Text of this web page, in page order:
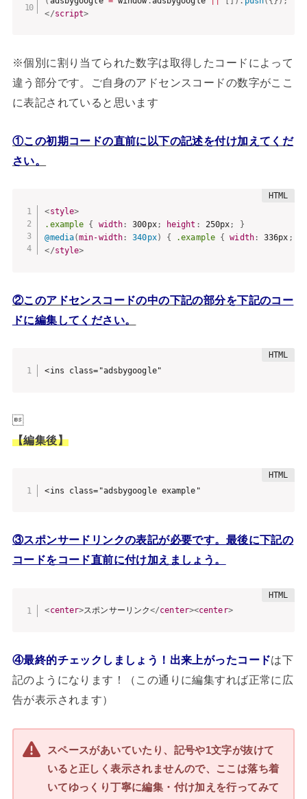
</script>
※個別に割り当てられた数字は取得したコードによって
違う部分です。ご自身のアドセンスコードの数字がここ
に表記されていると思います
①この初期コードの直前に以下の記述を付け加えてくだ
さい。
<style>
.example { width : 300px; height : 250px;
}
@media(min-width : 340px) { .example { width: 336px ;
</style>
②このアドセンスコードの中の下記の部分を下記のコー
ドに編集してください。
<ins class="adsbygoogle"

【編集後】
<ins class="adsbygoogle example"
③スポンサードリンクの表記が必要です。最後に下記の
コードをコード直前に付け加えましょう。
<center>スポンサーリンク</center><center>
④最終的チェックしましょう！出来上がったコードは下
記のようになります！（この通りに編集すれば正常に広
告が表示されます）
スペースがあいていたり、記号や1文字が抜けて
いると正しく表示されませんので、ここは落ち着
いてゆっくり丁寧に編集・付け加えを行ってみて